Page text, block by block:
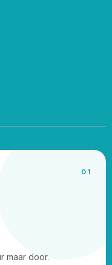
01
maar door.